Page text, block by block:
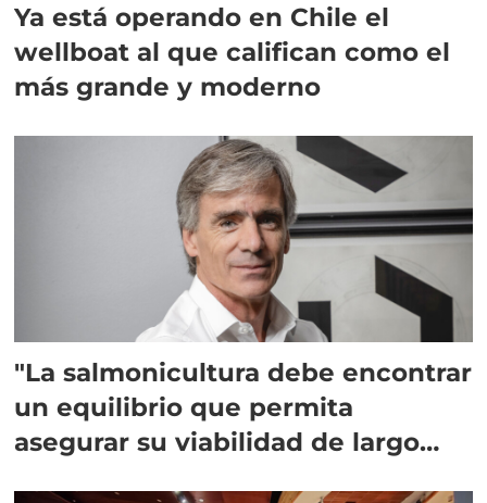
Ya está operando en Chile el
wellboat al que califican como el
más grande y moderno
"La salmonicultura debe encontrar
un equilibrio que permita
asegurar su viabilidad de largo